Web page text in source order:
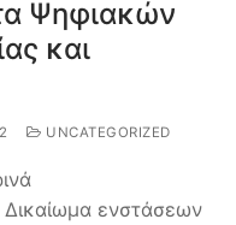
Ψηφιακών
και
UNCATEGORIZED
ενστάσεων